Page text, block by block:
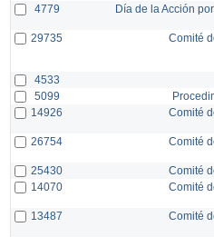
4779
Día de la Acción
29735 Comité
4533
5099
14926
Comité
26754 Comité
25430
Comité
14070
Comité
13487 Comité